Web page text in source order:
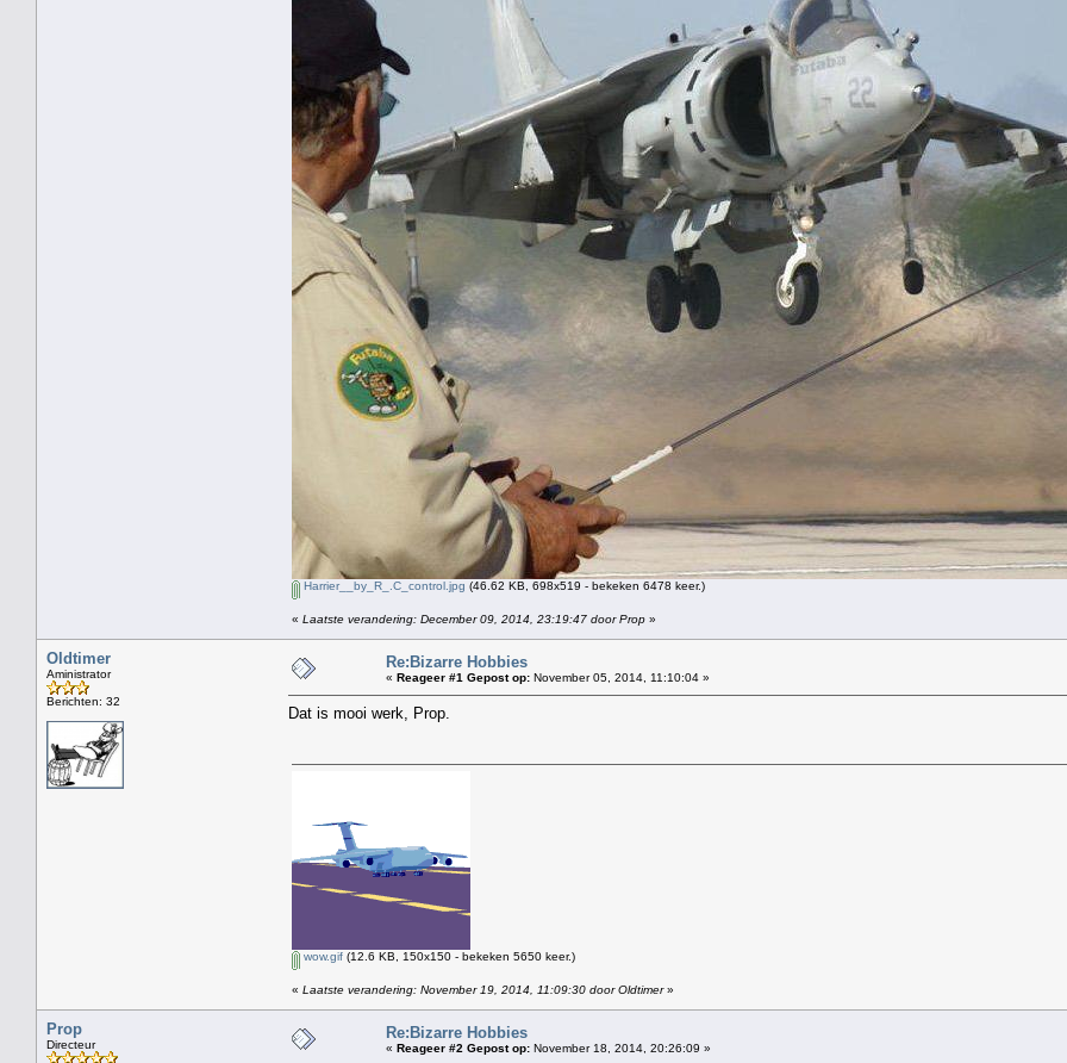
Harrier__by_R_.C_control.jpg (46.62 KB, 698x519 - bekeken 6478 keer.)
« Laatste verandering: December 09, 2014, 23:19:47 door Prop »
Oldtimer
Aministrator
Berichten: 32
Re:Bizarre Hobbies
« Reageer #1 Gepost op: November 05, 2014, 11:10:04 »
Dat is mooi werk, Prop.
wow.gif (12.6 KB, 150x150 - bekeken 5650 keer.)
« Laatste verandering: November 19, 2014, 11:09:30 door Oldtimer»
Prop
Directeur
Re:Bizarre Hobbies
« Reageer #2 Gepost op: November 18, 2014, 20:26:09 »